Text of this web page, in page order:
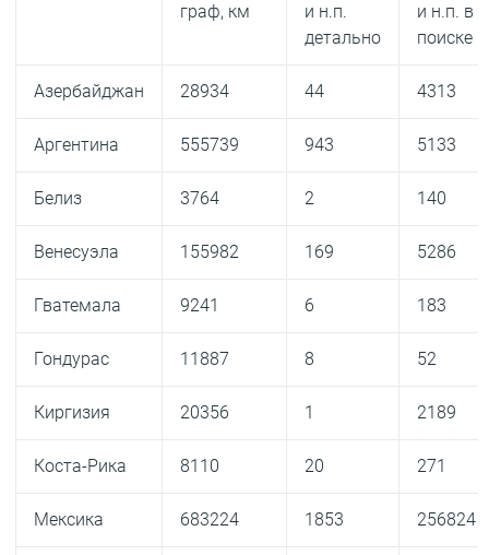
граф, км
и н.п.
детально
и н.п. в
поиске
Азербайджан 28934 44 4313
Аргентина 555739 943 5133
Белиз 3764 2 140
Венесуэла 155982 169 5286
Гватемала 9241 6 183
Гондурас 11887 8 52
Киргизия 20356 1 2189
Коста-Рика 8110 20 271
Мексика 683224 1853 256824